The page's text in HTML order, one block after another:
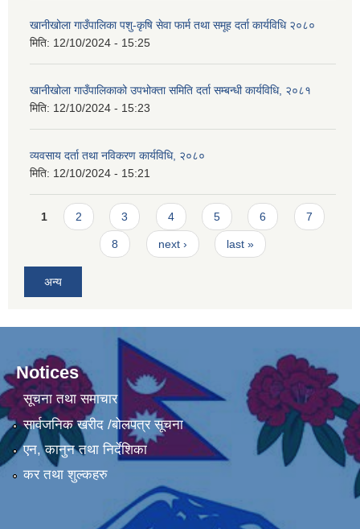
खानीखोला गाउँपालिका पशु-कृषि सेवा फार्म तथा समूह दर्ता कार्यविधि २०८०
मिति: 12/10/2024 - 15:25
खानीखोला गाउँपालिकाको उपभोक्ता समिति दर्ता सम्बन्धी कार्यविधि, २०८१
मिति: 12/10/2024 - 15:23
व्यवसाय दर्ता तथा नविकरण कार्यविधि, २०८०
मिति: 12/10/2024 - 15:21
Pages
1 2 3 4 5 6 7
8 next › last »
अन्य
Notices
सूचना तथा समाचार
सार्वजनिक खरीद /बोलपत्र सूचना
एन, कानुन तथा निर्देशिका
कर तथा शुल्कहरु